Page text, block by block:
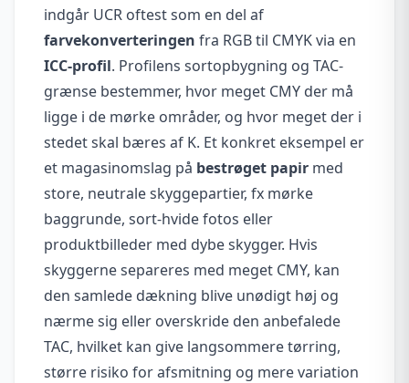
indgår UCR oftest som en del af
farvekonverteringen fra RGB til CMYK via en
ICC-profil. Profilens sortopbygning og TAC-
grænse bestemmer, hvor meget CMY der må
ligge i de mørke områder, og hvor meget der i
stedet skal bæres af K. Et konkret eksempel er
et magasinomslag på bestrøget papir med
store, neutrale skyggepartier, fx mørke
baggrunde, sort-hvide fotos eller
produktbilleder med dybe skygger. Hvis
skyggerne separeres med meget CMY, kan
den samlede dækning blive unødigt høj og
nærme sig eller overskride den anbefalede
TAC, hvilket kan give langsommere tørring,
større risiko for afsmitning og mere variation